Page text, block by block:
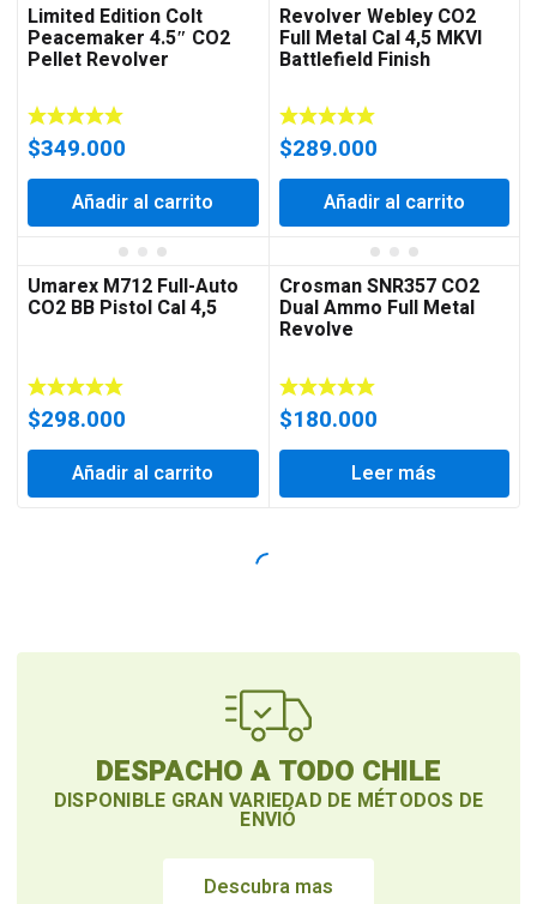
Limited Edition Colt
Peacemaker 4.5″ CO2
Pellet Revolver
$349.000
Añadir al carrito
Revolver Webley CO2
Full Metal Cal 4,5 MKVI
Battlefield Finish
$289.000
Añadir al carrito
Umarex M712 Full-Auto
CO2 BB Pistol Cal 4,5
$298.000
Añadir al carrito
Crosman SNR357 CO2
Dual Ammo Full Metal
Revolve
$180.000
Leer más
DESPACHO A TODO CHILE
DISPONIBLE GRAN VARIEDAD DE MÉTODOS DE
ENVIÓ
Descubra mas